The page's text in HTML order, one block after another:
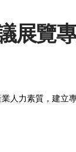
展覽
人力素質，建立